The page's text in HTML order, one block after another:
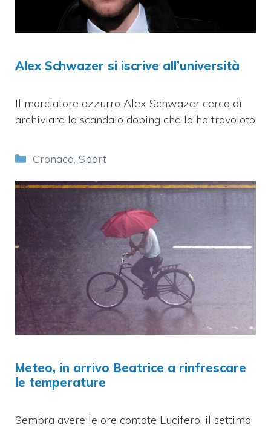
Alex Schwazer si iscrive all’università
Il marciatore azzurro Alex Schwazer cerca di
archiviare lo scandalo doping che lo ha travoloto
Categorie
Cronaca, Sport
Meteo, in arrivo Beatrice a rinfrescare
le temperature
Sembra avere le ore contate Lucifero, il settimo